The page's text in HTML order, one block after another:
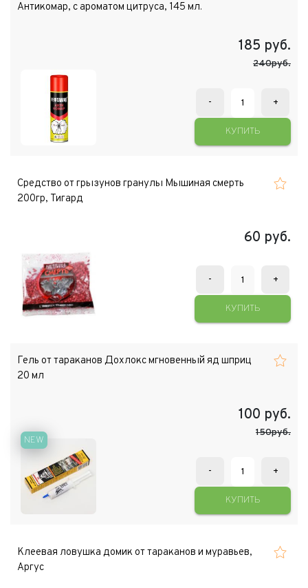
Антикомар, с ароматом цитруса, 145 мл.
185 руб.
240руб.
- +
КУПИТЬ
Средство от грызунов гранулы Мышиная смерть
200гр, Тигард
60 руб.
- +
КУПИТЬ
NEW
Гель от тараканов Дохлокс мгновенный яд шприц
20 мл
100 руб.
150руб.
- +
КУПИТЬ
Клеевая ловушка домик от тараканов и муравьев,
Аргус